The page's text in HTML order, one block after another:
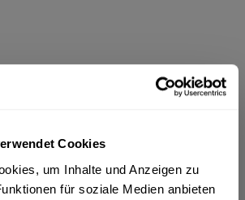
Cookies
um Inhalte und Anzeigen zu
für soziale Medien anbieten